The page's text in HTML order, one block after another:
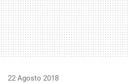
22 Agosto 2018